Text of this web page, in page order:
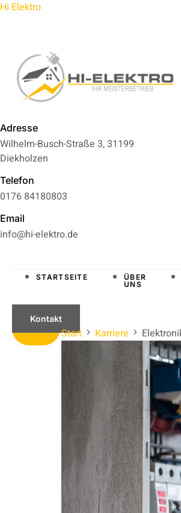
Hi Elektro
Adresse
Wilhelm-Busch-Straße 3, 31199
Diekholzen
Telefon
0176 84180803
Email
info@hi-elektro.de
STARTSEITE
ÜBER
UNS
Kontakt
Start Karriere